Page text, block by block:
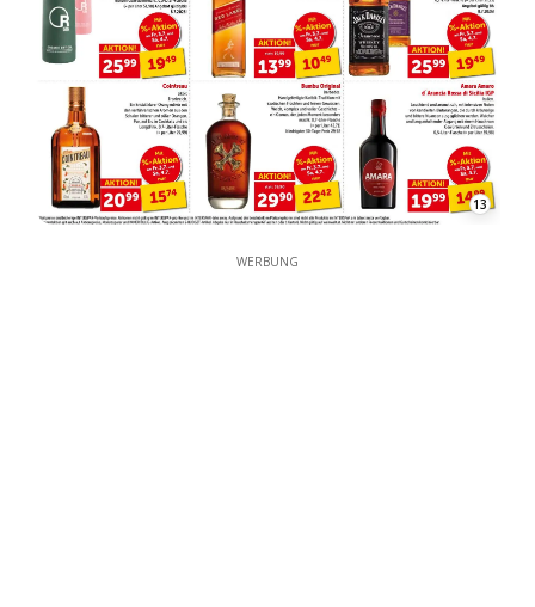
13
WERBUNG